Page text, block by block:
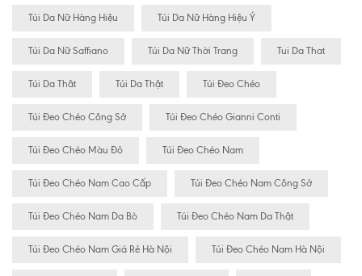
Túi Da Nữ Hàng Hiệu Túi Da Nữ Hàng Hiệu Ý
Túi Da Nữ Saffiano Túi Da Nữ Thời Trang Tui Da That
Túi Da Thât Túi Da Thật Túi Đeo Chéo
Túi Đeo Chéo Công Sở Túi Đeo Chéo Gianni Conti
Túi Đeo Chéo Màu Đỏ Túi Đeo Chéo Nam
Túi Đeo Chéo Nam Cao Cấp Túi Đeo Chéo Nam Công Sở
Túi Đeo Chéo Nam Da Bò Túi Đeo Chéo Nam Da Thật
Túi Đeo Chéo Nam Giá Rẻ Hà Nội Túi Đeo Chéo Nam Hà Nội